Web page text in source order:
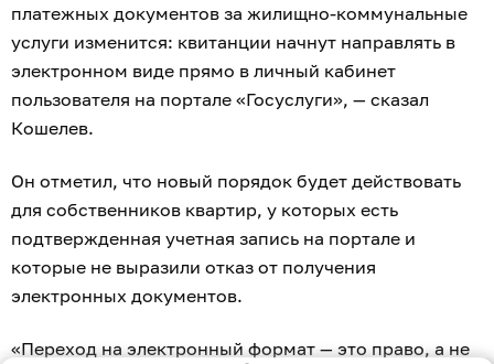
платежных документов за жилищно-коммунальные
услуги изменится: квитанции начнут направлять в
электронном виде прямо в личный кабинет
пользователя на портале «Госуслуги», — сказал
Кошелев.
Он отметил, что новый порядок будет действовать
для собственников квартир, у которых есть
подтвержденная учетная запись на портале и
которые не выразили отказ от получения
электронных документов.
«Переход на электронный формат — это право, а не